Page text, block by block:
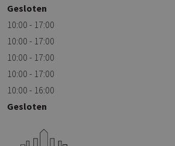
Gesloten
10:00 - 17:00
10:00 - 17:00
10:00 - 17:00
10:00 - 17:00
10:00 - 16:00
Gesloten